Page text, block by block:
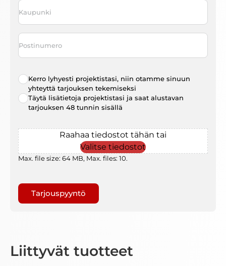
Kaupunki
Postinumero
Radio
choice*
Kerro lyhyesti projektistasi, niin otamme sinuun
yhteyttä tarjouksen tekemiseksi
Täytä lisätietoja projektistasi ja saat alustavan
tarjouksen 48 tunnin sisällä
File
Raahaa tiedostot tähän tai
Valitse tiedostot
Max. file size: 64 MB, Max. files: 10.
Liittyvät tuotteet